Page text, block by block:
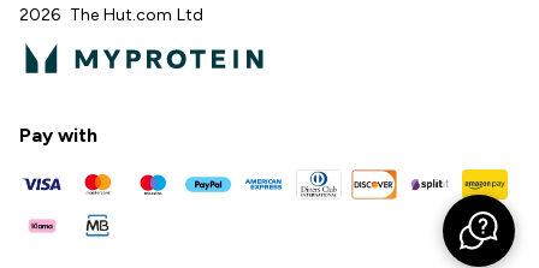
2026 The Hut.com Ltd
Pay with